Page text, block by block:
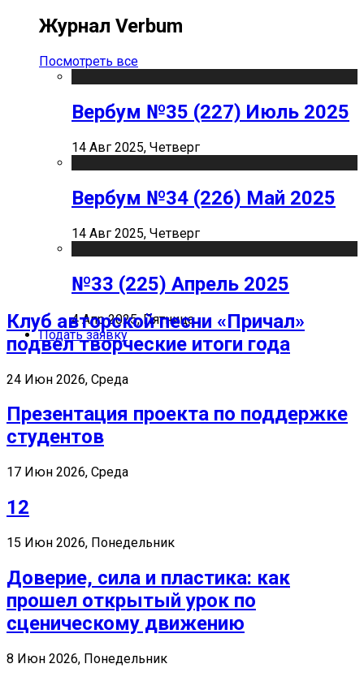
Журнал Verbum
Посмотреть все
Вербум №35 (227) Июль 2025
14 Авг 2025, Четверг
Вербум №34 (226) Май 2025
14 Авг 2025, Четверг
№33 (225) Апрель 2025
4 Апр 2025, Пятница
Подать заявку
Клуб авторской песни «Причал»
подвел творческие итоги года
24 Июн 2026, Среда
Презентация проекта по поддержке
студентов
17 Июн 2026, Среда
12
15 Июн 2026, Понедельник
Доверие, сила и пластика: как
прошел открытый урок по
сценическому движению
8 Июн 2026, Понедельник